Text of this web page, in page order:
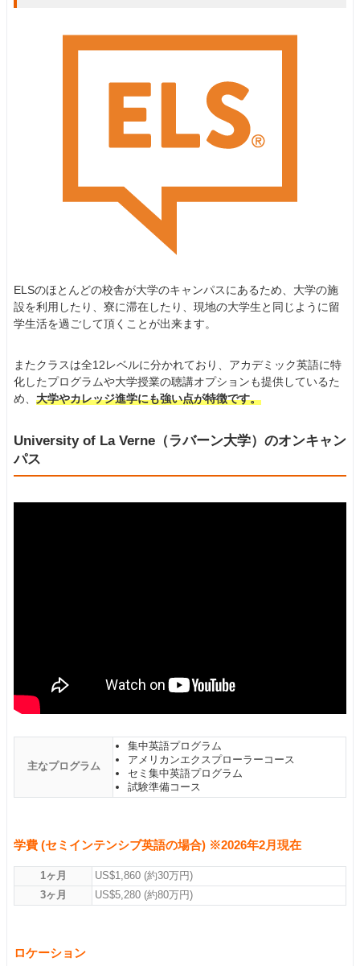
ELSのほとんどの校舎が大学のキャンパスにあるため、大学の施
設を利用したり、寮に滞在したり、現地の大学生と同じように留
学生活を過ごして頂くことが出来ます。
またクラスは全12レベルに分かれており、アカデミック英語に特
化したプログラムや大学授業の聴講オプションも提供しているた
め、 大学やカレッジ進学にも強い点が特徴です。
University of La Verne（ラバーン大学）のオンキャン
パス
主なプログラム
集中英語プログラム
アメリカンエクスプローラーコース
セミ集中英語プログラム
試験準備コース
学費 (セミインテンシブ英語の場合) ※2026年2月現在
1ヶ月
US$1,860 (約30万円)
3ヶ月
US$5,280 (約80万円)
ロケーション